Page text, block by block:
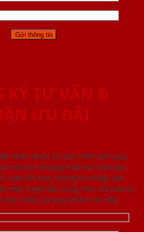
KÝ TƯ VẤN &
ƯU ĐÃI
nhận được tư vấn miễn phí qua
tại văn phòng hoặc tại nhà quý
cam kết mọi thông tin nhập vào
mật tuyệt đối cũng như chỉ phục vụ
duy nhất của quý khách tại đây.